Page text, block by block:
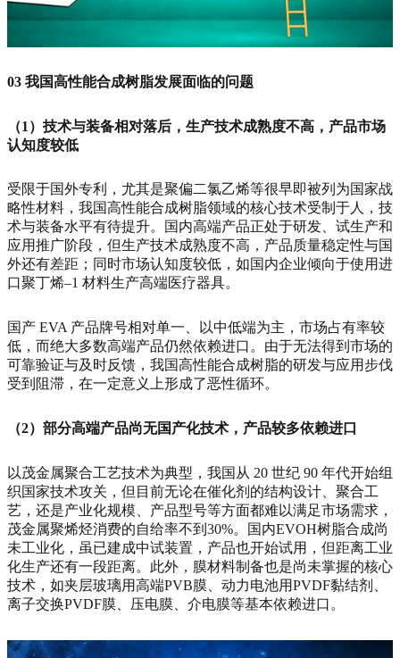
03 我国高性能合成树脂发展面临的问题
（1）技术与装备相对落后，生产技术成熟度不高，产品市场
认知度较低
受限于国外专利，尤其是聚偏二氯乙烯等很早即被列为国家战
略性材料，我国高性能合成树脂领域的核心技术受制于人，技
术与装备水平有待提升。国内高端产品正处于研发、试生产和
应用推广阶段，但生产技术成熟度不高，产品质量稳定性与国
外还有差距；同时市场认知度较低，如国内企业倾向于使用进
口聚丁烯–1 材料生产高端医疗器具。
国产 EVA 产品牌号相对单一、以中低端为主，市场占有率较
低，而绝大多数高端产品仍然依赖进口。由于无法得到市场的
可靠验证与及时反馈，我国高性能合成树脂的研发与应用步伐
受到阻滞，在一定意义上形成了恶性循环。
（2）部分高端产品尚无国产化技术，产品较多依赖进口
以茂金属聚合工艺技术为典型，我国从 20 世纪 90 年代开始组
织国家技术攻关，但目前无论在催化剂的结构设计、聚合工
艺，还是产业化规模、产品型号等方面都难以满足市场需求，
茂金属聚烯烃消费的自给率不到30%。国内EVOH树脂合成尚
未工业化，虽已建成中试装置，产品也开始试用，但距离工业
化生产还有一段距离。此外，膜材料制备也是尚未掌握的核心
技术，如夹层玻璃用高端PVB膜、动力电池用PVDF黏结剂、
离子交换PVDF膜、压电膜、介电膜等基本依赖进口。